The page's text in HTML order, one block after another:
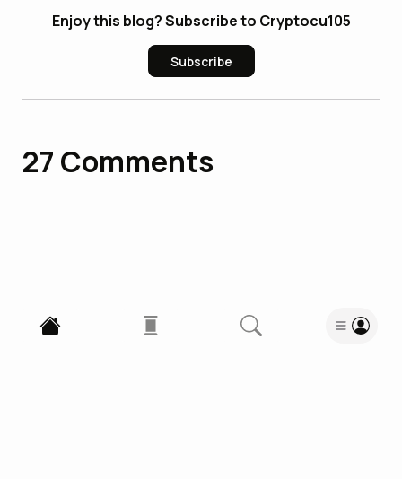
Enjoy this blog? Subscribe to Cryptocu105
Subscribe
27 Comments